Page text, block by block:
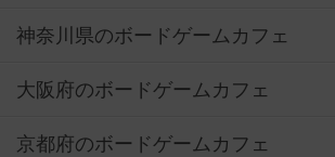
神奈川県のボードゲームカフェ
大阪府のボードゲームカフェ
京都府のボードゲームカフェ